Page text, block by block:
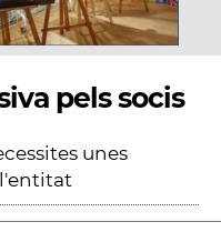
pels socis
unes